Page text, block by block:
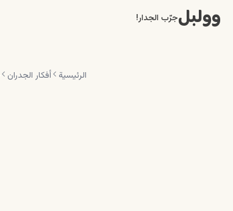
وولبلجرّب الجدار!
الرئيسية أفكار الجدران